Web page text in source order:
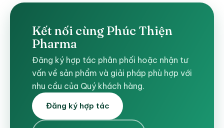
Kết nối cùng Phúc Thiện
Pharma
Đăng ký hợp tác phân phối hoặc nhận tư
vấn về sản phẩm và giải pháp phù hợp với
nhu cầu của Quý khách hàng.
Đăng ký hợp tác